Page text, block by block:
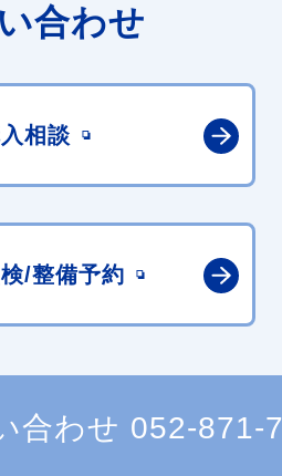
合わせ
相談
/整備予約
合わせ 052-871-